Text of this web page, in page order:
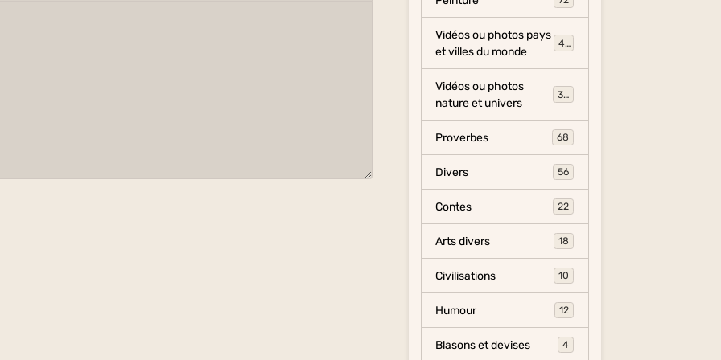
Vidéos ou photos pays
et villes du monde
454
Vidéos ou photos
nature et univers
325
Proverbes 68
Divers 56
Contes 22
Arts divers 18
Civilisations 10
Humour 12
Blasons et devises 4